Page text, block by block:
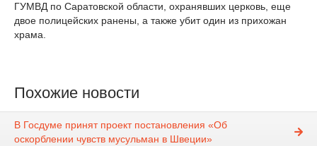
ГУМВД по Саратовской области, охранявших церковь, еще
двое полицейских ранены, а также убит один из прихожан
храма.
Похожие новости
В Госдуме принят проект постановления «Об
оскорблении чувств мусульман в Швеции»